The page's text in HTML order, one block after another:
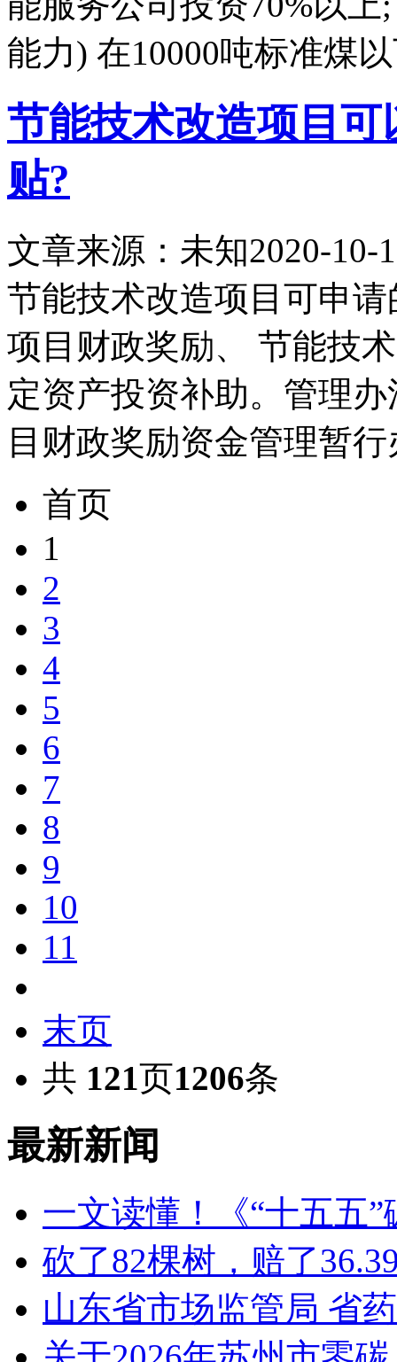
能力) 在10000吨标准煤
节能技术改造项目
贴?
文章来源：未知2020-10-
节能技术改造项目可申
项目财政奖励、 节能技
定资产投资补助。管理
目财政奖励资金管理暂行
首页
1
2
3
4
5
6
7
8
9
10
11
末页
共 121页1206条
最新新闻
一文读懂！《“十五五
砍了82棵树，赔了
山东省市场监管局 省